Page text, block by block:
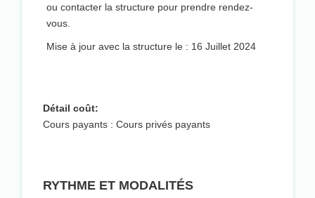
ou contacter la structure pour prendre rendez-
vous.
Mise à jour avec la structure le : 16 Juillet 2024
Détail coût:
Cours payants : Cours privés payants
RYTHME ET MODALITÉS